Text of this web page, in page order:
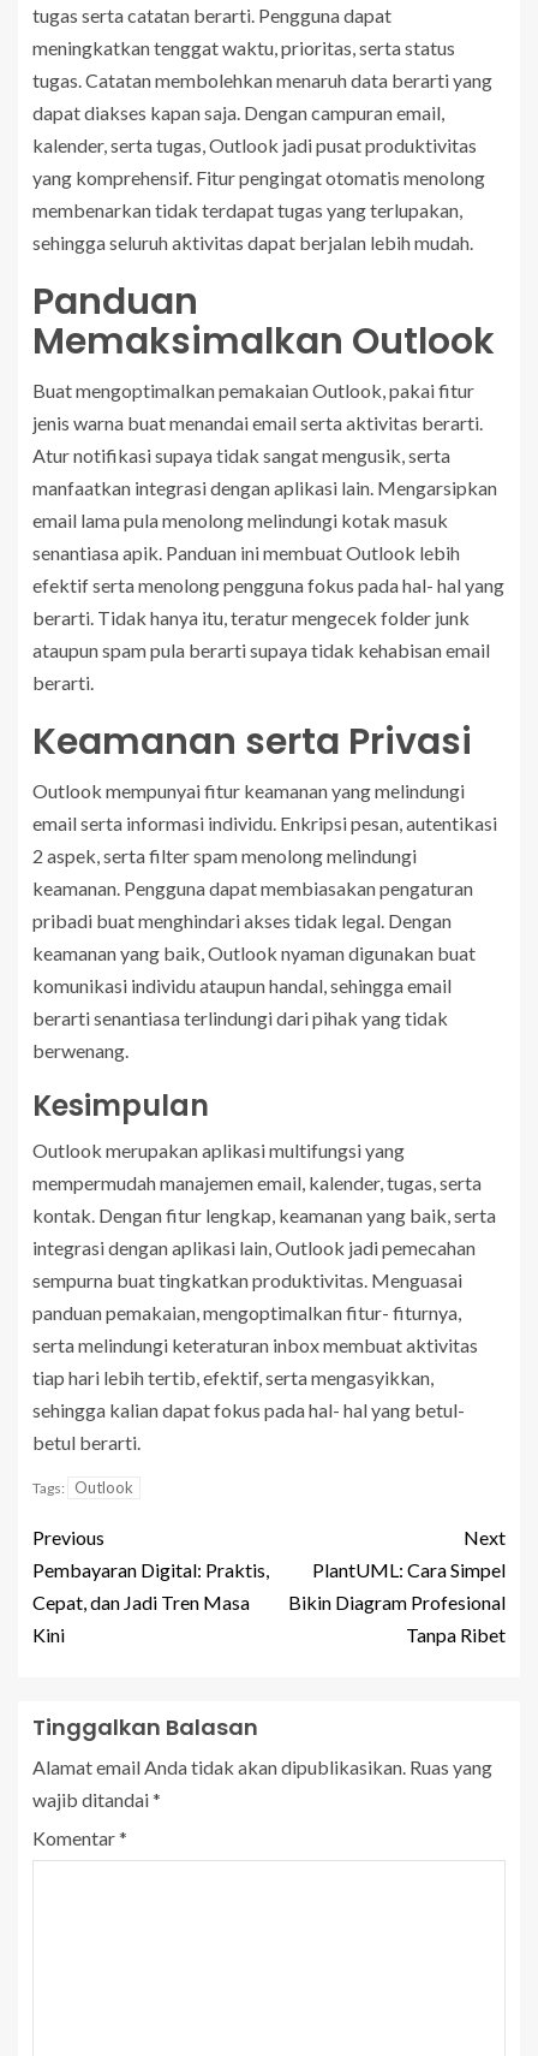
tugas serta catatan berarti. Pengguna dapat
meningkatkan tenggat waktu, prioritas, serta status
tugas. Catatan membolehkan menaruh data berarti yang
dapat diakses kapan saja. Dengan campuran email,
kalender, serta tugas, Outlook jadi pusat produktivitas
yang komprehensif. Fitur pengingat otomatis menolong
membenarkan tidak terdapat tugas yang terlupakan,
sehingga seluruh aktivitas dapat berjalan lebih mudah.
Panduan
Memaksimalkan Outlook
Buat mengoptimalkan pemakaian Outlook, pakai fitur
jenis warna buat menandai email serta aktivitas berarti.
Atur notifikasi supaya tidak sangat mengusik, serta
manfaatkan integrasi dengan aplikasi lain. Mengarsipkan
email lama pula menolong melindungi kotak masuk
senantiasa apik. Panduan ini membuat Outlook lebih
efektif serta menolong pengguna fokus pada hal- hal yang
berarti. Tidak hanya itu, teratur mengecek folder junk
ataupun spam pula berarti supaya tidak kehabisan email
berarti.
Keamanan serta Privasi
Outlook mempunyai fitur keamanan yang melindungi
email serta informasi individu. Enkripsi pesan, autentikasi
2 aspek, serta filter spam menolong melindungi
keamanan. Pengguna dapat membiasakan pengaturan
pribadi buat menghindari akses tidak legal. Dengan
keamanan yang baik, Outlook nyaman digunakan buat
komunikasi individu ataupun handal, sehingga email
berarti senantiasa terlindungi dari pihak yang tidak
berwenang.
Kesimpulan
Outlook merupakan aplikasi multifungsi yang
mempermudah manajemen email, kalender, tugas, serta
kontak. Dengan fitur lengkap, keamanan yang baik, serta
integrasi dengan aplikasi lain, Outlook jadi pemecahan
sempurna buat tingkatkan produktivitas. Menguasai
panduan pemakaian, mengoptimalkan fitur- fiturnya,
serta melindungi keteraturan inbox membuat aktivitas
tiap hari lebih tertib, efektif, serta mengasyikkan,
sehingga kalian dapat fokus pada hal- hal yang betul-
betul berarti.
Tags: Outlook
Previous
Pembayaran Digital: Praktis,
Cepat, dan Jadi Tren Masa
Kini
Next
PlantUML: Cara Simpel
Bikin Diagram Profesional
Tanpa Ribet
Tinggalkan Balasan
Alamat email Anda tidak akan dipublikasikan. Ruas yang
wajib ditandai*
Komentar*